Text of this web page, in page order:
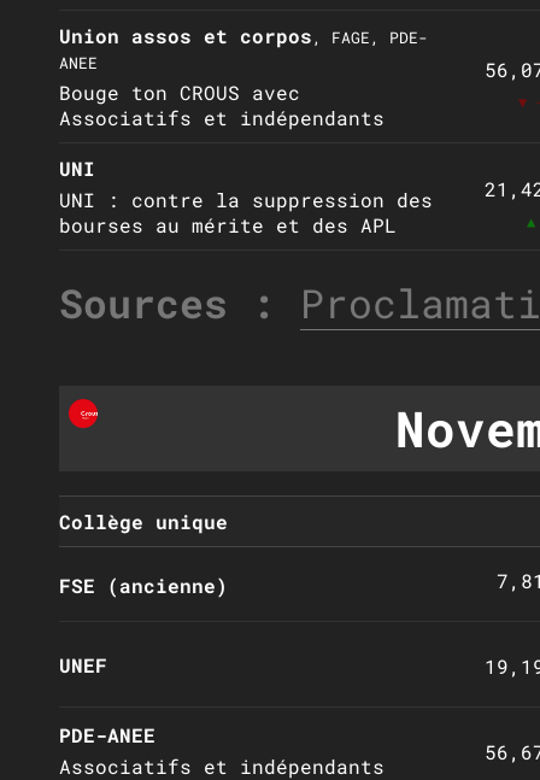
Union assos et corpos, FAGE, PDE-
ANEE
Bouge ton CROUS avec
Associatifs et indépendants
▼
UNI
UNI : contre la suppression des
bourses au mérite et des APL
Sources :
Collège unique
FSE (ancienne)
UNEF
PDE-ANEE
Associatifs et indépendants